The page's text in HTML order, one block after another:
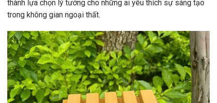
thành lựa chọn lý tưởng cho những ai yêu thích sự sáng tạo
trong không gian ngoại thất.